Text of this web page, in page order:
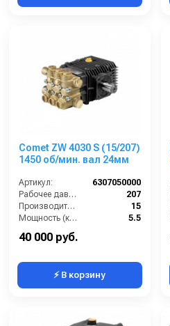
Comet ZW 4030 S (15/207)
1450 об/мин. вал 24мм
Артикул:
6307050000
Рабочее давление (бар):
207
Производительность (л/мин):
15
Мощность (кВт):
5.5
40 000 руб.
⚡ В корзину